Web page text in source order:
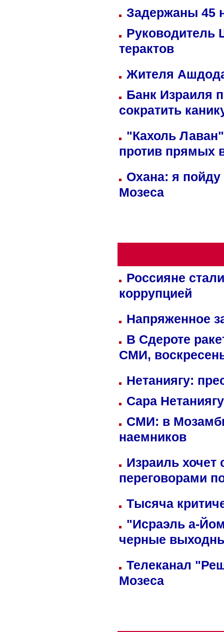
Задержаны 45
Руководитель
терактов
Жителя
Банк Израиля
сократить
"Кахоль
против прямых
Охана: я пойду
Мозеса
Россияне
коррупцией
Напряженное
В Сдероте
СМИ,
Нетаниягу:
Сара
СМИ: в
наемников
Израиль хочет
переговорами
Тысяча
"Исраэль а-
черные
Телеканал
Мозеса